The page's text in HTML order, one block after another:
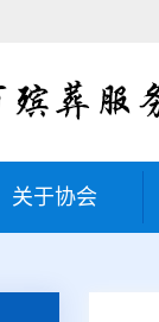
关于协会